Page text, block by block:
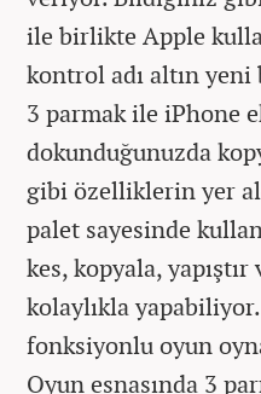
ile birlikte Apple
kontrol adı altın
3 parmak ile iPhone
dokunduğunuzda
gibi özelliklerin yer
palet sayesinde
kes,kopyala,
kolaylıkla
fonksiyonlu oyun
Oyun esnasında 3